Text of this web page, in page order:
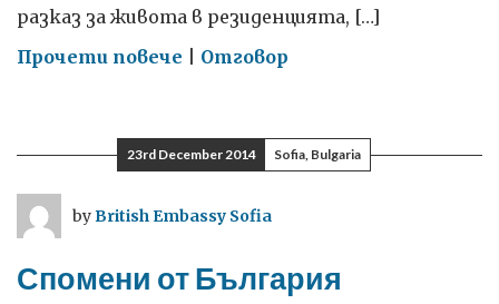
разказ за живота в резиденцията, […]
Прочети повече on
годината,
в
отбелязахме
между
Отговор
23rd December 2014 Sofia, Bulgaria
byBritish Embassy Sofia
Спомени от България